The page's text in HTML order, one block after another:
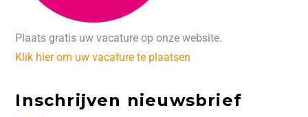
Plaats gratis uw vacature op onze website.
Klik hier om uw vacature te plaatsen
Inschrijven nieuwsbrief